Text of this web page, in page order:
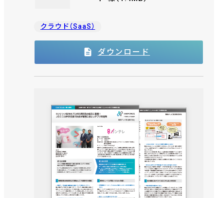
クラウド（SaaS）
ダウンロード